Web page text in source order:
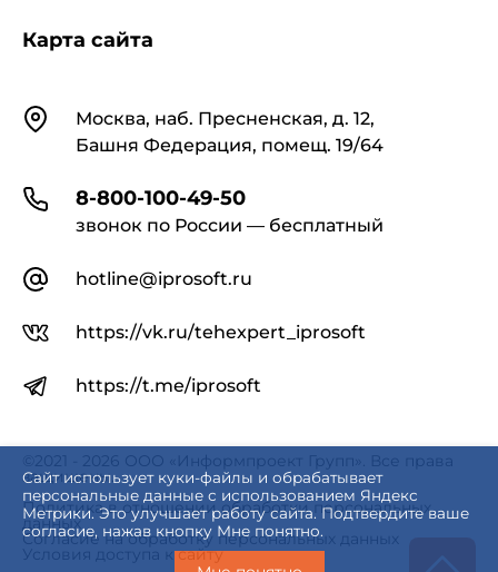
Сайт использует куки-файлы и обрабатывает
персональные данные с использованием Яндекс
Метрики. Это улучшает работу сайта. Подтвердите ваше
согласие, нажав кнопку Мне понятно.
КонтактыМосква, наб. Пресненская, д. 12,
Башня Федерация, помещ. 19/64
8-800-100-49-50
звонок по России — бесплатный
hotline@iprosoft.ru
https://vk.ru/tehexpert_iprosoft
https://t.me/iprosoft
Карта сайта
©2021 - 2026 ООО «Информпроект Групп». Все права
защищены.
Политика в отношении обработки персональных
данных
Согласие на обработку персональных данных
Условия доступа к сайту